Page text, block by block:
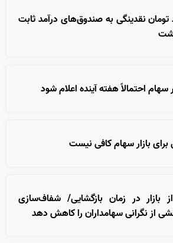
میلیارد تومان نقدینگی به صندوق‌های درآمد ثابت
سهام احتمالاً هفته آینده اعلام شود
برای بازار سهام کافی نیست
در زمان بازگشایی/ شفاف‌سازی
از نگرانی سهامداران را کاهش دهد